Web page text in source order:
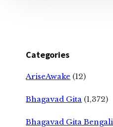
Categories
AriseAwake (12)
Bhagavad Gita (1,372)
Bhagavad Gita Bengali